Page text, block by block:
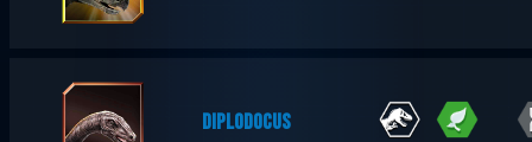
DIPLODOCUS